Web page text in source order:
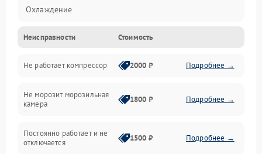
Охлаждение
Механика
Электропитание
Дренаж
Неисправности Стоимость
Не работает компрессор 2000 ₽ Подробнее →
Не морозит морозильная
камера
1800 ₽ Подробнее →
Постоянно работает и не
отключается
1500 ₽ Подробнее →